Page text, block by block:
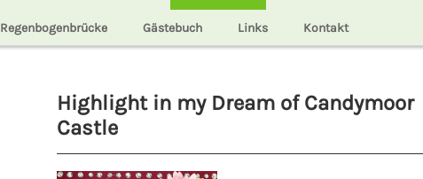
Regenbogenbrücke Gästebuch Links Kontakt
Highlight in my Dream of Candymoor
Castle